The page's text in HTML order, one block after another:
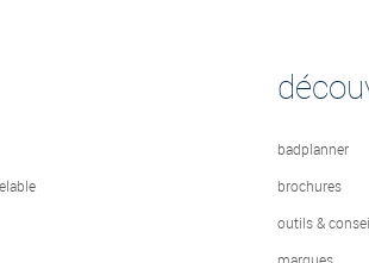
badplanner
brochures
outils &
marques